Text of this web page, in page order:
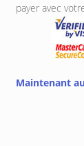
payer avec
Maintenant